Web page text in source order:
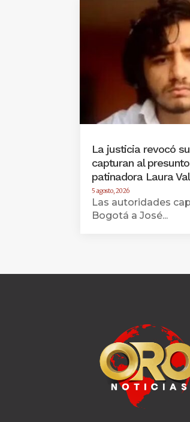
La justicia revocó
capturan al
patinadora Laura
5 agosto, 2026
Las autoridades
Bogotá a José...